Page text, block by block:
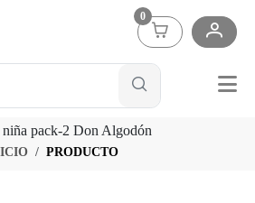
0
niña pack-2 Don Algodón
PRODUCTO